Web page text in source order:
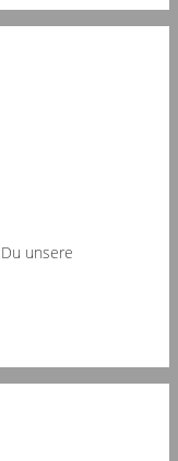
unsere